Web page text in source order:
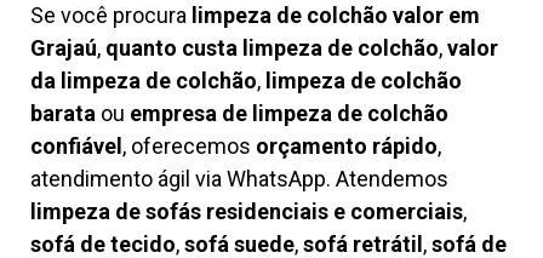
Se você procura limpeza de colchão valor em
Grajaú, quanto custa limpeza de colchão,valor
da limpeza de colchão, limpeza de colchão
barata ou empresa de limpeza de colchão
confiável, oferecemos orçamento rápido,
atendimento ágil via WhatsApp. Atendemos
limpeza desofás residenciais e comerciais,
sofá de tecido,sofá suede,sofá retrátil,sofá de